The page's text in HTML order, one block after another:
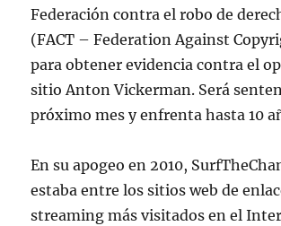
Federación contra el robo de
(FACT – Federation Against
para obtener evidencia contra el
sitio Anton Vickerman. Será
próximo mes y enfrenta hasta 10
En su apogeo en 2010,
estaba entre los sitios web de
streaming más visitados en el